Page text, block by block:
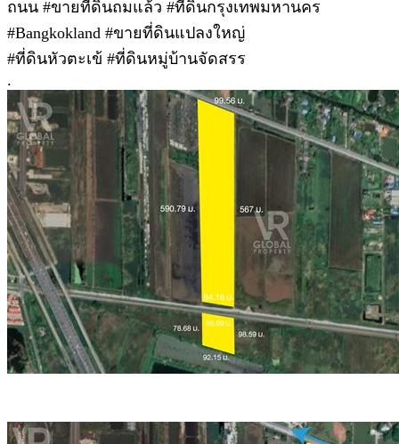
ถนน #ขายที่ดินถมแล้ว #ที่ดินกรุงเทพมหานคร
#Bangkokland #ขายที่ดินแปลงใหญ่
#ที่ดินหัวตะเข้ #ที่ดินหมู่บ้านจัดสรร
.